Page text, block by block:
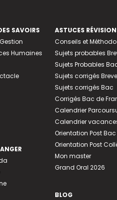
SAVOIRS
Humaines
ASTUCES
Conseils et Méthodo
Sujets probables
Sujets Probables
Sujets corrigés
Sujets corrigés Bac
Corrigés Bac de
Calendrier
Calendrier
Orientation Post Bac
Orientation Post
Mon master
Grand Oral 2026
BLOG